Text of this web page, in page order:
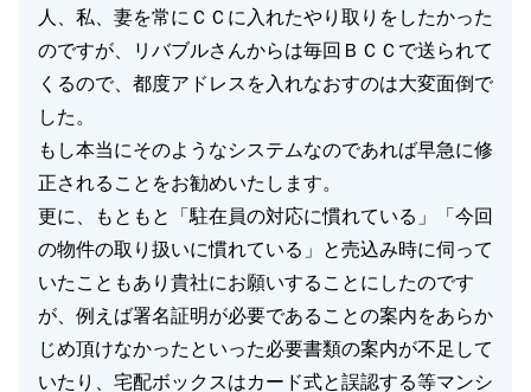
人、私、妻を常にＣＣに入れたやり取りをしたかった
のですが、リバブルさんからは毎回ＢＣＣで送られて
くるので、都度アドレスを入れなおすのは大変面倒で
した。
もし本当にそのようなシステムなのであれば早急に修
正されることをお勧めいたします。
更に、もともと「駐在員の対応に慣れている」「今回
の物件の取り扱いに慣れている」と売込み時に伺って
いたこともあり貴社にお願いすることにしたのです
が、例えば署名証明が必要であることの案内をあらか
じめ頂けなかったといった必要書類の案内が不足して
いたり、宅配ボックスはカード式と誤認する等マンシ